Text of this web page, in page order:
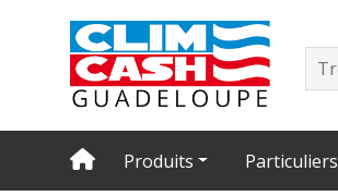
Produits Particuliers